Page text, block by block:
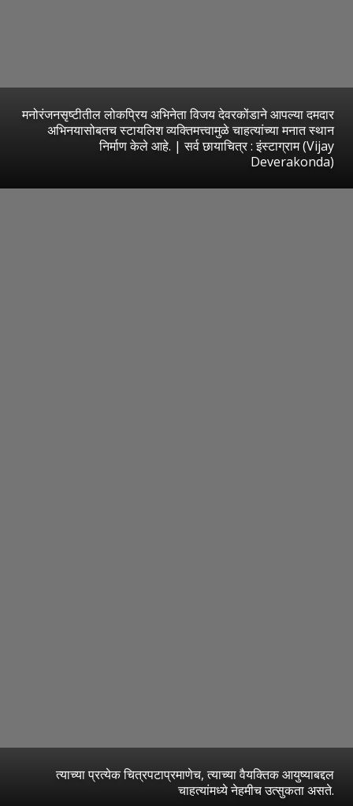
मनोरंजनसृष्टीतील लोकप्रिय अभिनेता विजय देवरकोंडाने आपल्या दमदार
अभिनयासोबतच स्टायलिश व्यक्तिमत्त्वामुळे चाहत्यांच्या मनात स्थान
निर्माण केले आहे. | सर्व छायाचित्र : इंस्टाग्राम (Vijay
Deverakonda)
त्याच्या प्रत्येक चित्रपटाप्रमाणेच, त्याच्या वैयक्तिक आयुष्याबद्दल
चाहत्यांमध्ये नेहमीच उत्सुकता असते.